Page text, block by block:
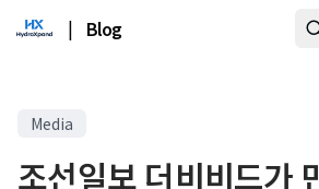
| Blog
Media
조선일보 더비비드가